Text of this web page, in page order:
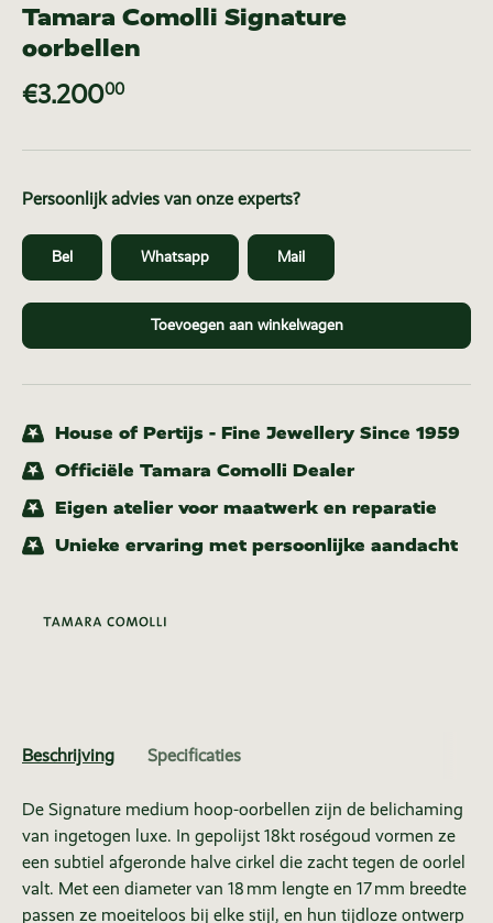
Tamara Comolli Signature
oorbellen
€3.20000
Persoonlijk advies van onze experts?
Bel Whatsapp Mail
Toevoegen aan winkelwagen
House of Pertijs - Fine Jewellery Since 1959
Officiële Tamara Comolli Dealer
Eigen atelier voor maatwerk en reparatie
Unieke ervaring met persoonlijke aandacht
Beschrijving Specificaties
De Signature medium hoop-oorbellen zijn de belichaming
van ingetogen luxe. In gepolijst 18kt roségoud vormen ze
een subtiel afgeronde halve cirkel die zacht tegen de oorlel
valt. Met een diameter van 18 mm lengte en 17 mm breedte
passen ze moeiteloos bij elke stijl, en hun tijdloze ontwerp